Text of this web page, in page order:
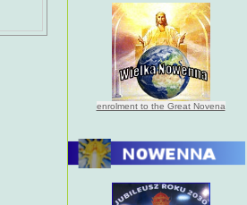
enrolment to the Great Novena